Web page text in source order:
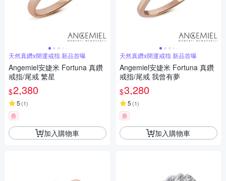
天然真鑽x開運戒指 新品首曝
Angemiel安婕米 Fortuna 真鑽
戒指/尾戒 繁星
$2,380
5 (1)
券
加入購物車
天然真鑽x開運戒指 新品首曝
Angemiel安婕米 Fortuna 真鑽
戒指/尾戒 我曾有夢
$3,280
5 (1)
券
加入購物車